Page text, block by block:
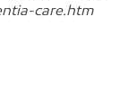
care.htm